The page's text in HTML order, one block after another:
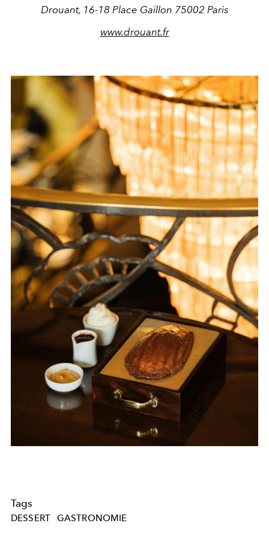
Drouant, 16-18 Place Gaillon 75002 Paris
www.drouant.fr
Tags
DESSERT GASTRONOMIE